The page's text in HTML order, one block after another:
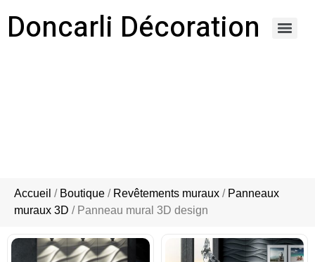
Doncarli Décoration
Accueil / Boutique / Revêtements muraux / Panneaux
muraux 3D / Panneau mural 3D design